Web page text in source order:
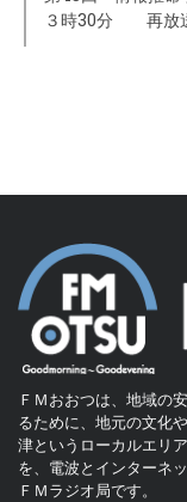
３時30分 再放
ＦＭおおつは、地域の
るために、地元の文化
津というローカルエリ
を、電波とインターネ
ＦＭラジオ局です。